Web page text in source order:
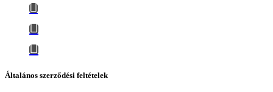
Általános szerződési feltételek